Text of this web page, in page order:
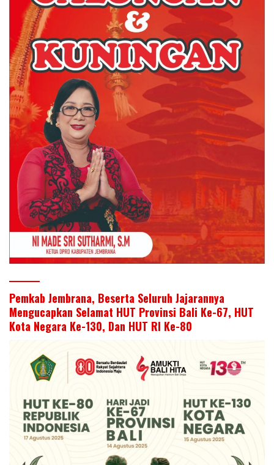
Pemkab Jembrana, Beserta Seluruh Jajarannya
Mengucapkan Selamat HUT Provinsi Bali Ke-67, HUT
Kota Negara Ke-130, Dan HUT RI Ke-80